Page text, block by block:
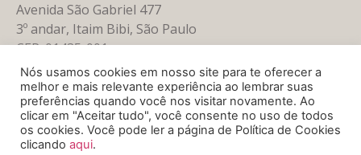
Avenida São Gabriel 477
3º andar, Itaim Bibi, São Paulo
CEP: 01435-001
+55 (11) 3164-7677
Nós usamos cookies em nosso site para te oferecer a
melhor e mais relevante experiência ao lembrar suas
preferências quando você nos visitar novamente. Ao
clicar em "Aceitar tudo", você consente no uso de todos
os cookies. Você pode ler a página de Política de Cookies
clicando aqui.